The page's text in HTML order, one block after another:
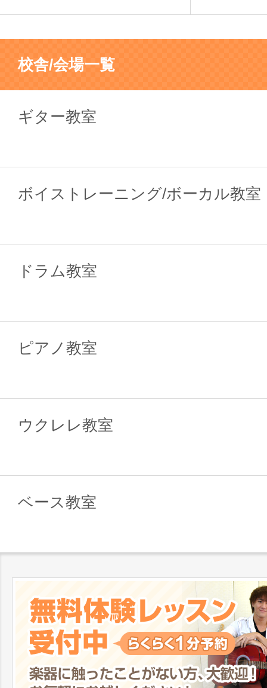
校舎/会場一覧
ギター教室
ボイストレーニング/ボーカル教室
ドラム教室
ピアノ教室
ウクレレ教室
ベース教室